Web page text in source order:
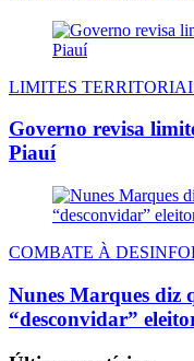
LIMITES
Governo revisa
Piauí
COMBATE À
Nunes Marques diz
“desconvidar”